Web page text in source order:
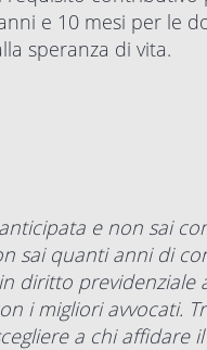
e 10 mesi per le
speranza di vita.
e non sai
sai quanti anni di
diritto previdenziale
i migliori avvocati.
a chi affidare